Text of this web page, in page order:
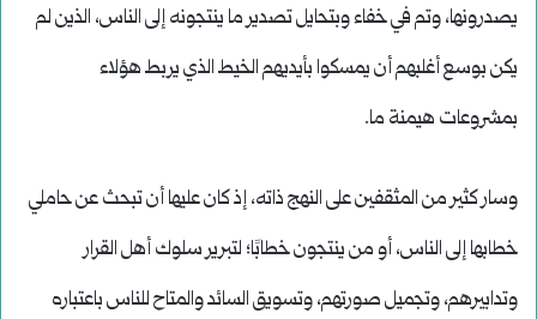
يصدرونها، وتم في خفاء وبتحايل تصدير ما ينتجونه إلى الناس، الذين لم
يكن بوسع أغلبهم أن يمسكوا بأيديهم الخيط الذي يربط هؤلاء
بمشروعات هيمنة ما.
وسار كثير من المثقفين على النهج ذاته، إذ كان عليها أن تبحث عن حاملي
خطابها إلى الناس، أو من ينتجون خطابًا؛ لتبرير سلوك أهل القرار
وتدابيرهم، وتجميل صورتهم، وتسويق السائد والمتاح للناس باعتباره